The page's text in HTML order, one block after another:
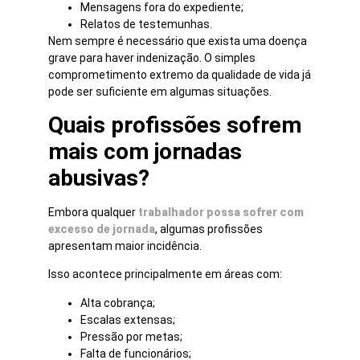
Mensagens fora do expediente;
Relatos de testemunhas.
Nem sempre é necessário que exista uma doença
grave para haver indenização. O simples
comprometimento extremo da qualidade de vida já
pode ser suficiente em algumas situações.
Quais profissões sofrem
mais com jornadas
abusivas?
Embora qualquer trabalhador possa sofrer com
excesso de jornada, algumas profissões
apresentam maior incidência.
Isso acontece principalmente em áreas com:
Alta cobrança;
Escalas extensas;
Pressão por metas;
Falta de funcionários;